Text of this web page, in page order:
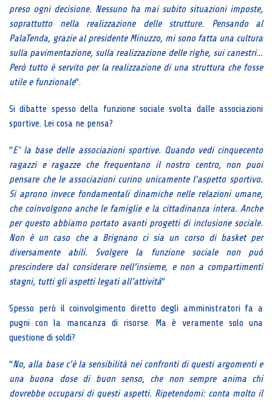
preso ogni decisione. Nessuno ha mai subito situazioni imposte,
soprattutto nella realizzazione delle strutture. Pensando al
PalaTenda, grazie al presidente Minuzzo, mi sono fatta una cultura
sulla pavimentazione, sulla realizzazione delle righe, sui canestri…
Però tutto è servito per la realizzazione di una struttura che fosse
utile e funzionale”.
Si dibatte spesso della funzione sociale svolta dalle associazioni
sportive. Lei cosa ne pensa?
“E’ la base delle associazioni sportive. Quando vedi cinquecento
ragazzi e ragazze che frequentano il nostro centro, non puoi
pensare che le associazioni curino unicamente l’aspetto sportivo.
Si aprono invece fondamentali dinamiche nelle relazioni umane,
che coinvolgono anche le famiglie e la cittadinanza intera. Anche
per questo abbiamo portato avanti progetti di inclusione sociale.
Non è un caso che a Brignano ci sia un corso di basket per
diversamente abili. Svolgere la funzione sociale non può
prescindere dal considerare nell’insieme, e non a compartimenti
stagni, tutti gli aspetti legati all’attività”
Spesso però il coinvolgimento diretto degli amministratori fa a
pugni con la mancanza di risorse. Ma è veramente solo una
questione di soldi?
“No, alla base c’è la sensibilità nei confronti di questi argomenti e
una buona dose di buon senso, che non sempre anima chi
dovrebbe occuparsi di questi aspetti. Ripetendomi: conta molto il